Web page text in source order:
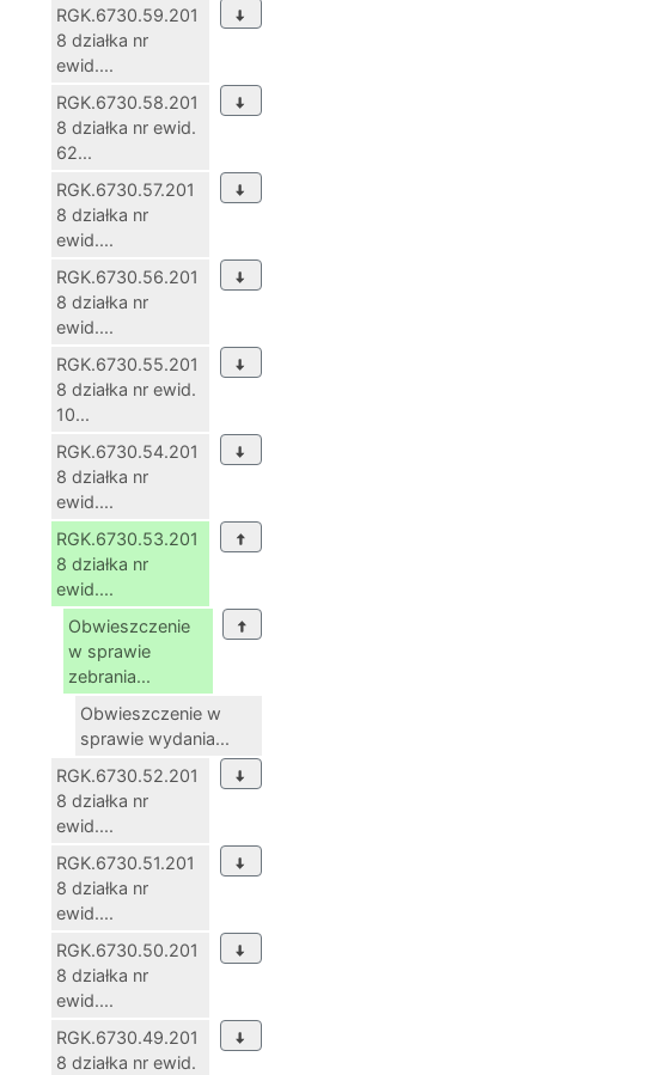
RGK.6730.59.201
8 działka nr
ewid....
RGK.6730.58.201
8 działka nr ewid.
62...
RGK.6730.57.201
8 działka nr
ewid....
RGK.6730.56.201
8 działka nr
ewid....
RGK.6730.55.201
8 działka nr ewid.
10...
RGK.6730.54.201
8 działka nr
ewid....
RGK.6730.53.201
8 działka nr
ewid....
Obwieszczenie
w sprawie
zebrania...
Obwieszczenie w
sprawie wydania...
RGK.6730.52.201
8 działka nr
ewid....
RGK.6730.51.201
8 działka nr
ewid....
RGK.6730.50.201
8 działka nr
ewid....
RGK.6730.49.201
8 działka nr ewid.